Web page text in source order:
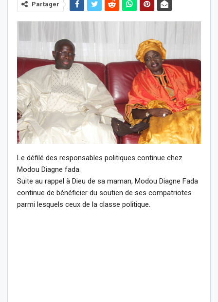
Partager
Le défilé des responsables politiques continue chez
Modou Diagne fada.
Suite au rappel à Dieu de sa maman, Modou Diagne Fada
continue de bénéficier du soutien de ses compatriotes
parmi lesquels ceux de la classe politique.